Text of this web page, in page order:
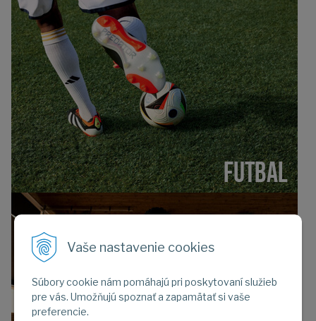
Vaše nastavenie cookies
Súbory cookie nám pomáhajú pri poskytovaní služieb
pre vás. Umožňujú spoznať a zapamätať si vaše
preferencie.